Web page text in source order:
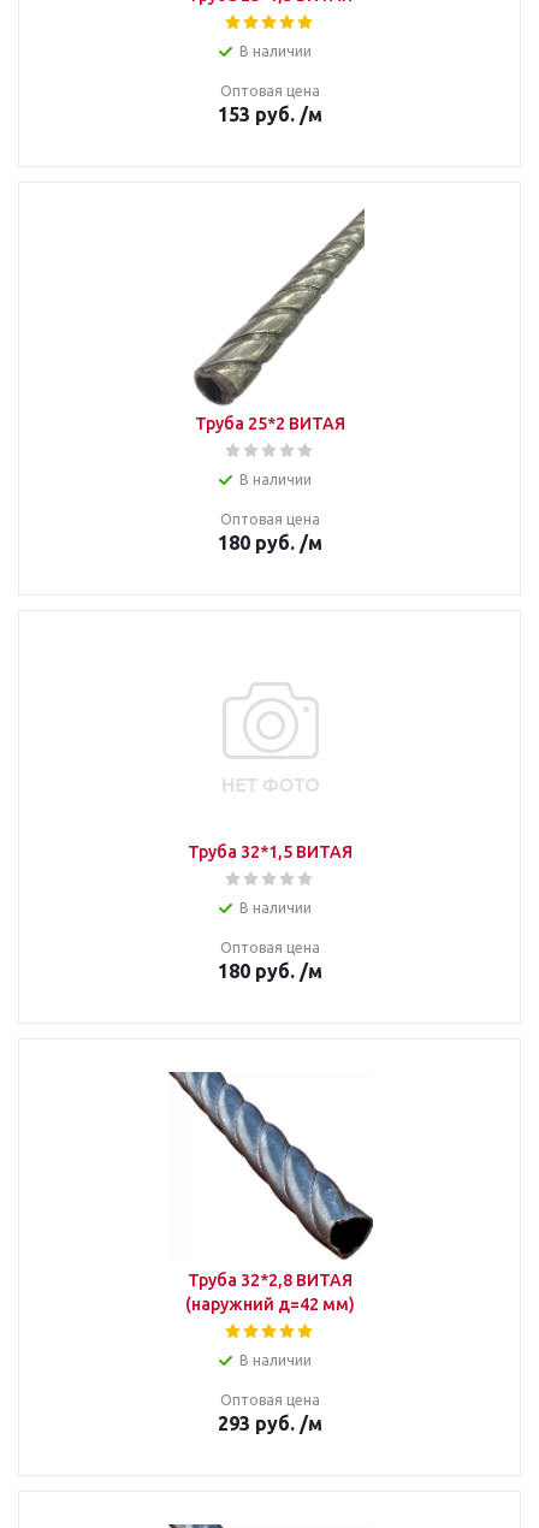
В наличии
Оптовая цена
153 руб. /м
Труба 25*2 ВИТАЯ
В наличии
Оптовая цена
180 руб. /м
Труба 32*1,5 ВИТАЯ
В наличии
Оптовая цена
180 руб. /м
Труба 32*2,8 ВИТАЯ
(наружний д=42 мм)
В наличии
Оптовая цена
293 руб. /м